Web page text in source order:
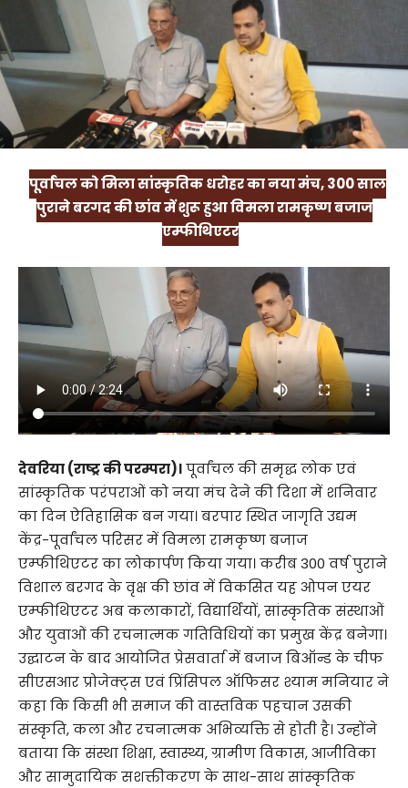
पूर्वांचल को मिला सांस्कृतिक धरोहर का नया मंच, 300 साल
पुराने बरगद की छांव में शुरू हुआ विमला रामकृष्ण बजाज
एम्फीथिएटर
देवरिया (राष्ट्र की परम्परा)।पूर्वांचल की समृद्ध लोक एवं
सांस्कृतिक परंपराओं को नया मंच देने की दिशा में शनिवार
का दिन ऐतिहासिक बन गया। बरपार स्थित जागृति उद्यम
केंद्र-पूर्वांचल परिसर में विमला रामकृष्ण बजाज
एम्फीथिएटर का लोकार्पण किया गया। करीब 300 वर्ष पुराने
विशाल बरगद के वृक्ष की छांव में विकसित यह ओपन एयर
एम्फीथिएटर अब कलाकारों, विद्यार्थियों, सांस्कृतिक संस्थाओं
और युवाओं की रचनात्मक गतिविधियों का प्रमुख केंद्र बनेगा।
उद्घाटन के बाद आयोजित प्रेसवार्ता में बजाज बिऑन्ड के चीफ
सीएसआर प्रोजेक्ट्स एवं प्रिंसिपल ऑफिसर श्याम मनियार ने
कहा कि किसी भी समाज की वास्तविक पहचान उसकी
संस्कृति, कला और रचनात्मक अभिव्यक्ति से होती है। उन्होंने
बताया कि संस्था शिक्षा, स्वास्थ्य, ग्रामीण विकास, आजीविका
और सामुदायिक सशक्तीकरण के साथ-साथ सांस्कृतिक